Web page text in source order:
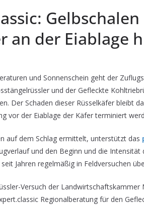
an der Eiablage
und Sonnenschein geht der
und der Gefleckte
Der Schaden dieser Rüsselkäfer bleibt
vor der Eiablage der Käfer terminiert
auf dem Schlag ermittelt, unterstützt das
und den Beginn und die
Jahren regelmäßig in Feldversuchen
Versuch der
Regionalberatung für den